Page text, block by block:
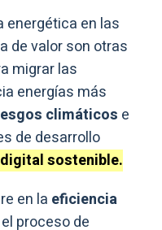
energética en las
de valor son otras
migrar las
energías más
climáticos e
de desarrollo
sostenible.
en la eficiencia
proceso de